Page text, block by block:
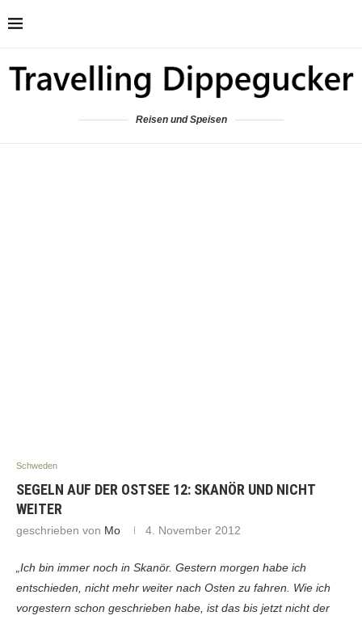
Reisen und Speisen
Schweden
SEGELN AUF DER OSTSEE 12: SKANÖR UND NICHT
WEITER
geschrieben von Mo 4. November 2012
„Ich bin immer noch in Skanör. Gestern morgen habe ich
entschieden, nicht mehr weiter nach Osten zu fahren. Wie ich
vorgestern schon geschrieben habe, ist das bis jetzt nicht der